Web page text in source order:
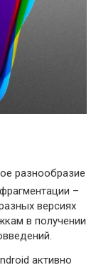
разнообразие
–
версиях
в получении
активно